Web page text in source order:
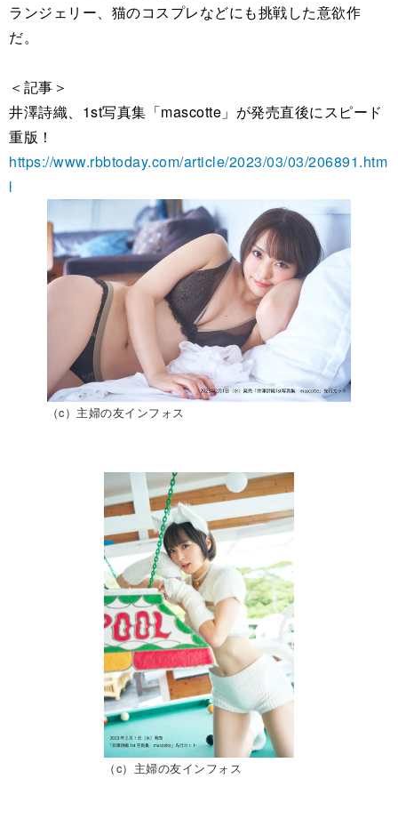
ランジェリー、猫のコスプレなどにも挑戦した意欲作
だ。
＜記事＞
井澤詩織、1st写真集「mascotte」が発売直後にスピード
重版！
https://www.rbbtoday.com/article/2023/03/03/206891.htm
l
（c）主婦の友インフォス
（c）主婦の友インフォス